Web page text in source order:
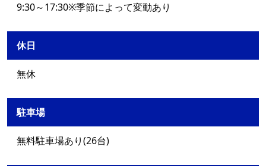
9:30～17:30※季節によって変動あり
休日
無休
駐車場
無料駐車場あり(26台)